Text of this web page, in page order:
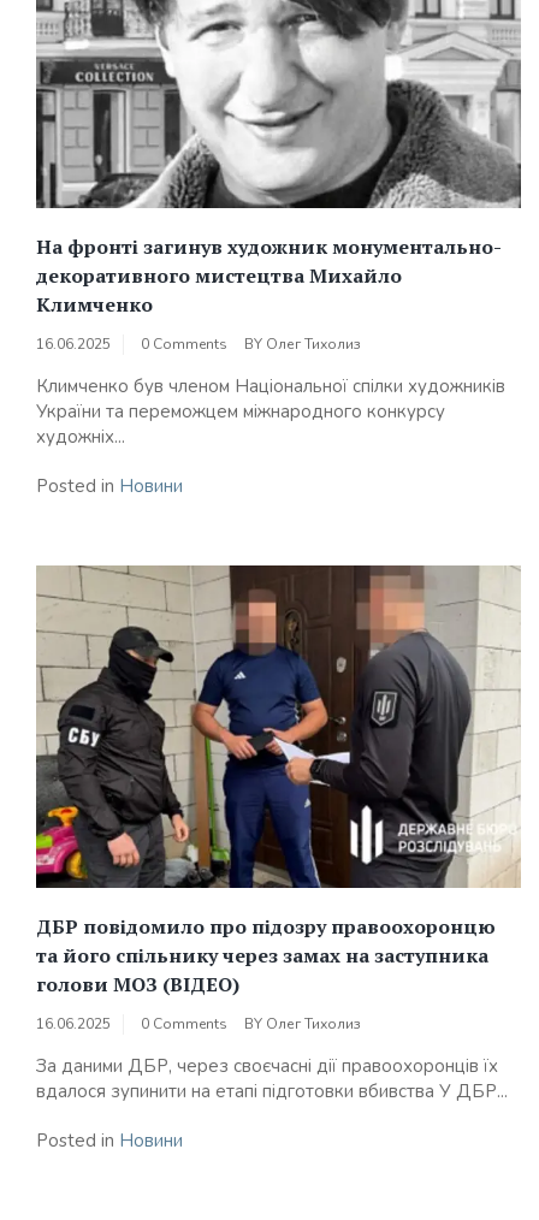
На фронті загинув художник монументально-
декоративного мистецтва Михайло
Климченко
16.06.2025 0 Comments BY Олег Тихолиз
Климченко був членом Національної спілки художників
України та переможцем міжнародного конкурсу
художніх...
Posted in Новини
ДБР повідомило про підозру правоохоронцю
та його спільнику через замах на заступника
голови МОЗ (ВІДЕО)
16.06.2025 0 Comments BY Олег Тихолиз
За даними ДБР, через своєчасні дії правоохоронців їх
вдалося зупинити на етапі підготовки вбивства У ДБР...
Posted in Новини